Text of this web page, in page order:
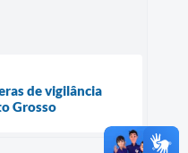
de vigilância
Grosso